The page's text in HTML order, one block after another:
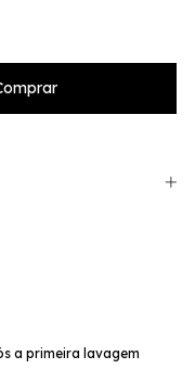
a primeira lavagem